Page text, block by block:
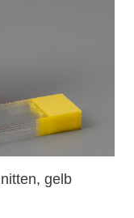
gelb